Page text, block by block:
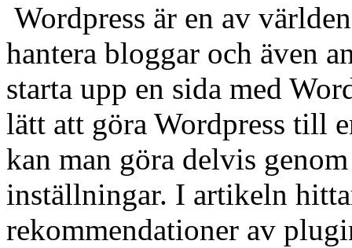
Wordpress är en av
hantera bloggar och även
starta upp en sida med
lätt att göra Wordpress till
kan man göra delvis
inställningar. I artikeln
rekommendationer av